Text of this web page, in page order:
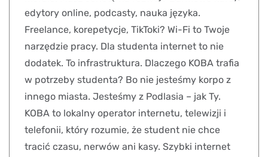
edytory online, podcasty, nauka języka.
Freelance, korepetycje, TikToki? Wi-Fi to Twoje
narzędzie pracy. Dla studenta internet to nie
dodatek. To infrastruktura. Dlaczego KOBA trafia
w potrzeby studenta? Bo nie jesteśmy korpo z
innego miasta. Jesteśmy z Podlasia – jak Ty.
KOBA to lokalny operator internetu, telewizji i
telefonii, który rozumie, że student nie chce
tracić czasu, nerwów ani kasy. Szybki internet